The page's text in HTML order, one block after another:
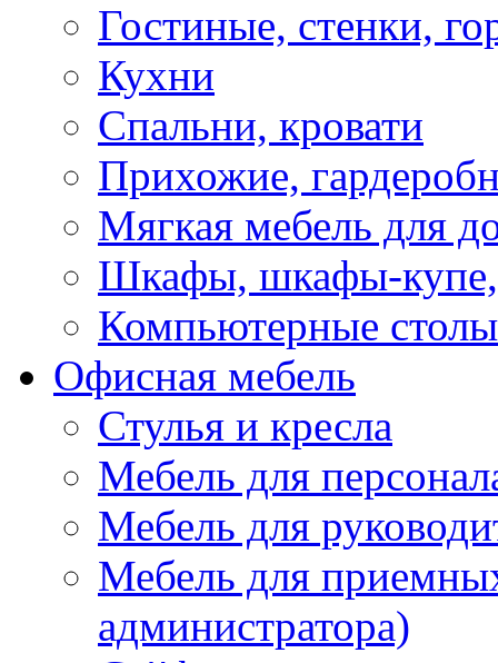
Гостиные, стенки,
Кухни
Спальни, кровати
Прихожие,
Мягкая мебель для
Шкафы, шкафы-купе,
Компьютерные столы
Офисная мебель
Стулья и кресла
Мебель для
Мебель для
Мебель для
администратора)